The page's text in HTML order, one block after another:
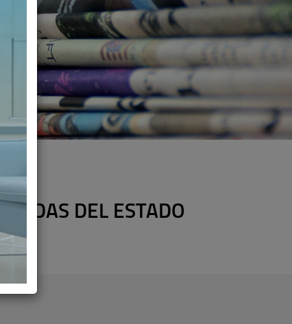
DEL ESTADO